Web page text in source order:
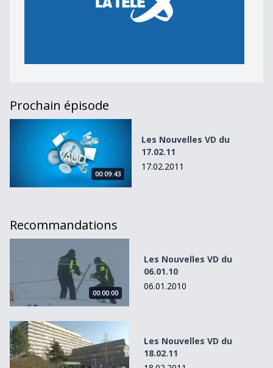
Prochain épisode
00:09:43
Les Nouvelles VD du
17.02.11
17.02.2011
Recommandations
Les Nouvelles VD du 06.01.10
00:00:00
Les Nouvelles VD du
06.01.10
06.01.2010
Les Nouvelles VD du 18.02.11
Les Nouvelles VD du
18.02.11